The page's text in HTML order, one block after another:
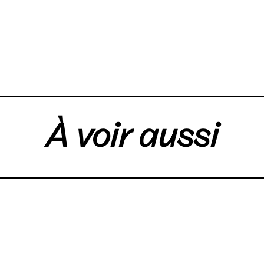
À voir aussi